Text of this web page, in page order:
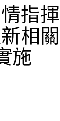
指揮
相關
施